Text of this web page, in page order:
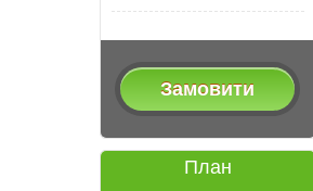
Замовити
План